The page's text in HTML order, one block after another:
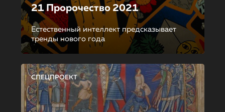
21 Пророчество 2021
Естественный интеллект предсказывает
тренды нового года
СПЕЦПРОЕКТ